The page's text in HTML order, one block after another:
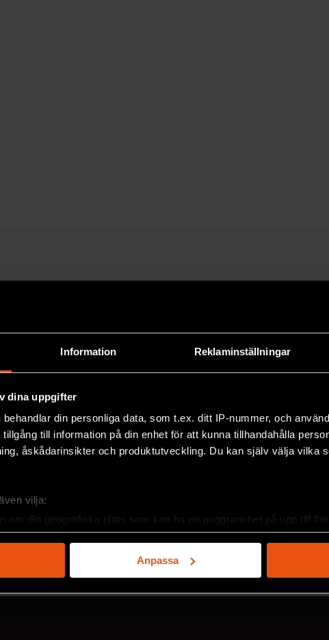
Information Reklaminställningar
dina uppgifter
behandlar din personliga data, som t.ex. ditt IP-nummer, och
till information på din enhet för att kunna tillhandahålla
åskådarinsikter och produktutveckling. Du kan själv välja vilka
vilja:
om din geografiska plats som kan ha en noggrannhet på upp till
genom att aktivt skanna den för specifika kännetecken
personliga uppgifter behandlas och ställ in dina preferenser i
Anpassa